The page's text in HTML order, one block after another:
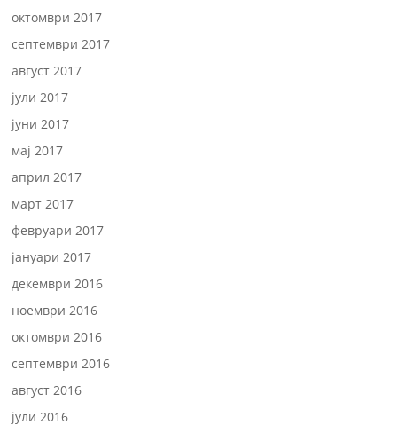
октомври 2017
септември 2017
август 2017
јули 2017
јуни 2017
мај 2017
април 2017
март 2017
февруари 2017
јануари 2017
декември 2016
ноември 2016
октомври 2016
септември 2016
август 2016
јули 2016